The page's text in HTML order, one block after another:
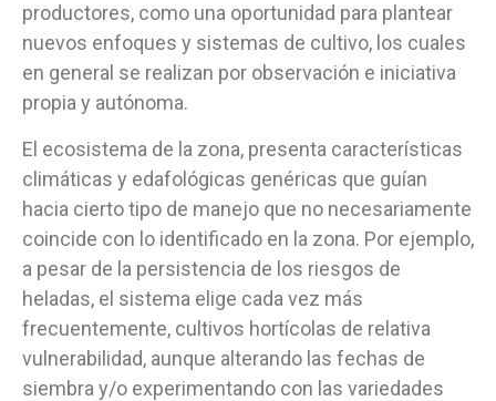
productores, como una oportunidad para plantear
nuevos enfoques y sistemas de cultivo, los cuales
en general se realizan por observación e iniciativa
propia y autónoma.
El ecosistema de la zona, presenta características
climáticas y edafológicas genéricas que guían
hacia cierto tipo de manejo que no necesariamente
coincide con lo identificado en la zona. Por ejemplo,
a pesar de la persistencia de los riesgos de
heladas, el sistema elige cada vez más
frecuentemente, cultivos hortícolas de relativa
vulnerabilidad, aunque alterando las fechas de
siembra y/o experimentando con las variedades